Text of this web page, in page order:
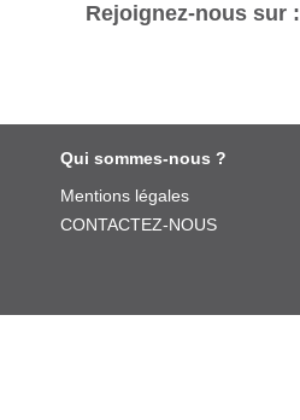
Rejoignez-nous sur :
Qui sommes-nous ?
Mentions légales
CONTACTEZ-NOUS